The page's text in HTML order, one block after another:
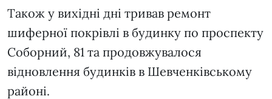
Також у вихідні дні тривав ремонт
шиферної покрівлі в будинку по проспекту
Соборний, 81 та продовжувалося
відновлення будинків в Шевченківському
районі.